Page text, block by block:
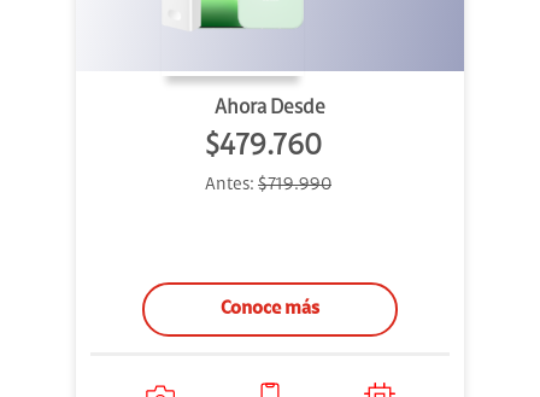
Ahora Desde
$479.760
Antes: $719.990
Conoce más